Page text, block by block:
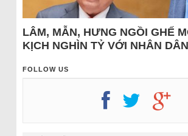
LÂM, MẪN, HƯNG NGỒI GHẾ
KỊCH NGHÌN TỶ VỚI NHÂN DÂN
FOLLOW US